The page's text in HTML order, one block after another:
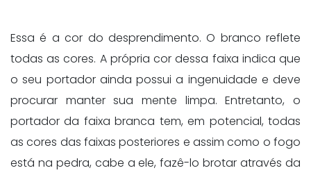
Essa é a cor do desprendimento. O branco reflete
todas as cores. A própria cor dessa faixa indica que
o seu portador ainda possui a ingenuidade e deve
procurar manter sua mente limpa. Entretanto, o
portador da faixa branca tem, em potencial, todas
as cores das faixas posteriores e assim como o fogo
está na pedra, cabe a ele, fazê-lo brotar através da